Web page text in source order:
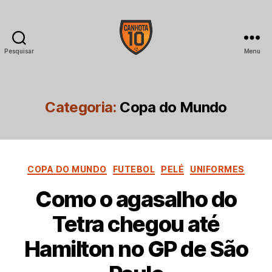
Pesquisar Menu
Categoria: Copa do Mundo
Categorias
COPA DO MUNDO FUTEBOL PELÉ UNIFORMES
Como o agasalho do
Tetra chegou até
Hamilton no GP de São